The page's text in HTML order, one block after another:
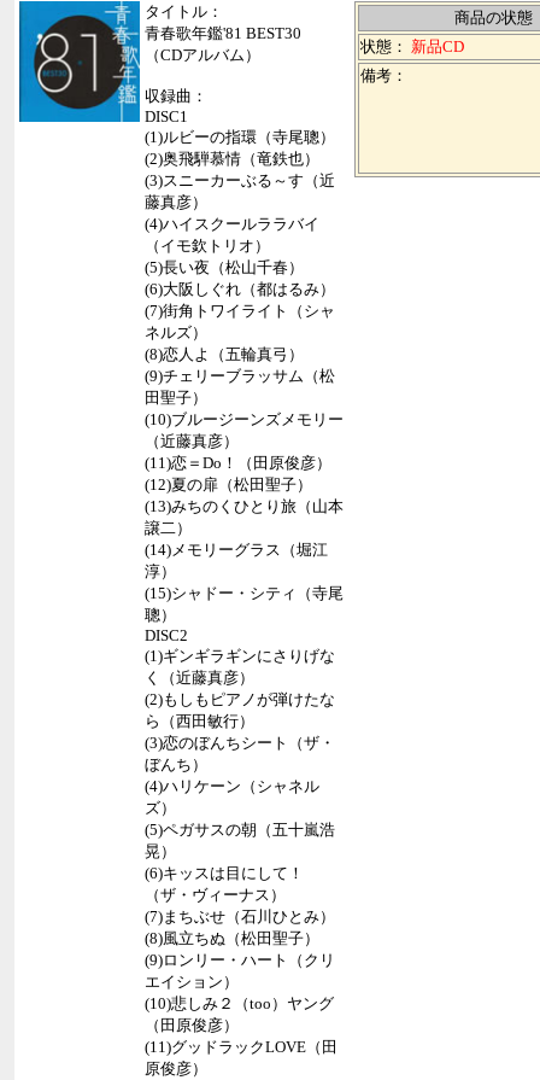
タイトル：
青春歌年鑑'81 BEST30
（CDアルバム）
収録曲：
DISC1
(1)ルビーの指環（寺尾聰）
(2)奥飛騨慕情（竜鉄也）
(3)スニーカーぶる～す（近
藤真彦）
(4)ハイスクールララバイ
（イモ欽トリオ）
(5)長い夜（松山千春）
(6)大阪しぐれ（都はるみ）
(7)街角トワイライト（シャ
ネルズ）
(8)恋人よ（五輪真弓）
(9)チェリーブラッサム（松
田聖子）
(10)ブルージーンズメモリー
（近藤真彦）
(11)恋＝Do！（田原俊彦）
(12)夏の扉（松田聖子）
(13)みちのくひとり旅（山本
譲二）
(14)メモリーグラス（堀江
淳）
(15)シャドー・シティ（寺尾
聰）
DISC2
(1)ギンギラギンにさりげな
く（近藤真彦）
(2)もしもピアノが弾けたな
ら（西田敏行）
(3)恋のぼんちシート（ザ・
ぼんち）
(4)ハリケーン（シャネル
ズ）
(5)ペガサスの朝（五十嵐浩
晃）
(6)キッスは目にして！
（ザ・ヴィーナス）
(7)まちぶせ（石川ひとみ）
(8)風立ちぬ（松田聖子）
(9)ロンリー・ハート（クリ
エイション）
(10)悲しみ２（too）ヤング
（田原俊彦）
(11)グッドラックLOVE（田
原俊彦）
商品の状態
状態： 新品CD
備考：